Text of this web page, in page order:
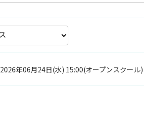
2026年06月24日(水) 15:00(オープンスクール)